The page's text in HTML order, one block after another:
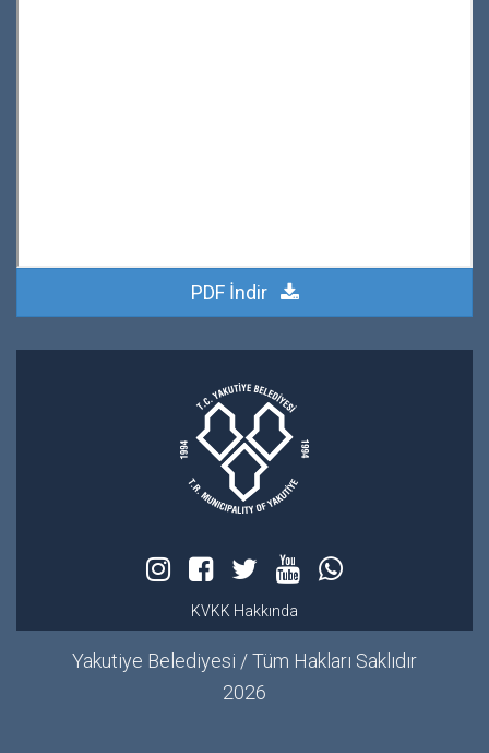
PDF İndir
KVKK Hakkında
Yakutiye Belediyesi / Tüm Hakları Saklıdır
2026